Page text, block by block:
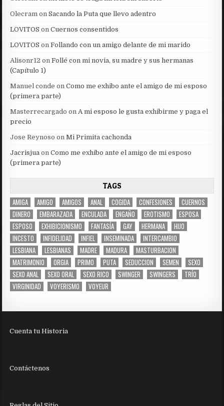
Olecram onSacando la Puta que llevo adentro
LOVITOS onCuernos consentidos
LOVITOS onFollando con un amigo delante de mi marido
Alisonr12 onFollé con mi novia, su madre y sus hermanas
(Capítulo 1)
Manuel conde onComo me exhibo ante el amigo de mi esposo
(primera parte)
Masterrecargado onA mi esposo le gusta exhibirme y paga el
precio
Jose Reynoso onMi Primita cachonda
Jacrisjua onComo me exhibo ante el amigo de mi esposo
(primera parte)
TAGS
AMIGA AMIGO AMIGOS ANAL COGIDA CONFESIONES
CUERNOS
DINERO
EMBARAZADA ENCULADA ENGAÑO EROTISMO
ESPOSA
ESPOSO
EXHIBICIONISMO FANTASÍA GAY HERMANA
HIJO
INCESTO
INFIDELIDAD INFIEL INSEMINADA
INTERCAMBIO
LESBIANA
LESBIANAS MADRE MADURA
MASTURBACION
MATRIMONIO
ORGIA PRIMO PUTA SEDUCCION SEMEN
SEXO
SEXO ANAL
SEXO ORAL SEXO RICO SWINGER SWINGERS
TRÍO
VIRGINIDAD
VOYERISMO VOYEUR
Cuenta tu Historia
Contáctenos